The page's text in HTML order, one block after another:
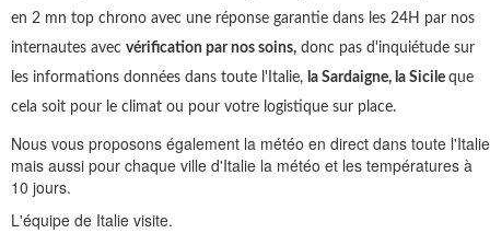
en 2 mn top chrono avec une réponse garantie dans les 24H par nos
internautes avec vérification par nos soins, donc pas d'inquiétude sur
les informations données dans toute l'Italie, la Sardaigne, la Sicile que
cela soit pour le climat ou pour votre logistique sur place.
Nous vous proposons également la météo en direct dans toute l'Italie
mais aussi pour chaque ville d'Italie la météo et les températures à
10 jours.
L'équipe de Italie visite.